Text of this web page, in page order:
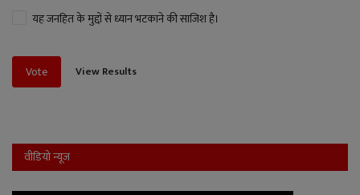
यह जनहित के मुद्दों से ध्यान भटकाने की साजिश है।
Vote View Results
वीडियो न्यूज